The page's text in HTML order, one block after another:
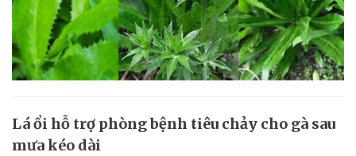
Lá ổi hỗ trợ phòng bệnh tiêu chảy cho gà sau
mưa kéo dài